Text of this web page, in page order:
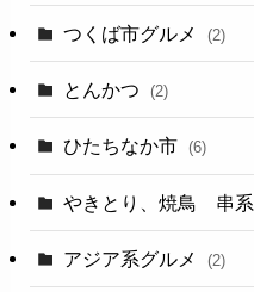
つくば市グルメ (2)
とんかつ (2)
ひたちなか市 (6)
やきとり、焼鳥 串系
アジア系グルメ (2)